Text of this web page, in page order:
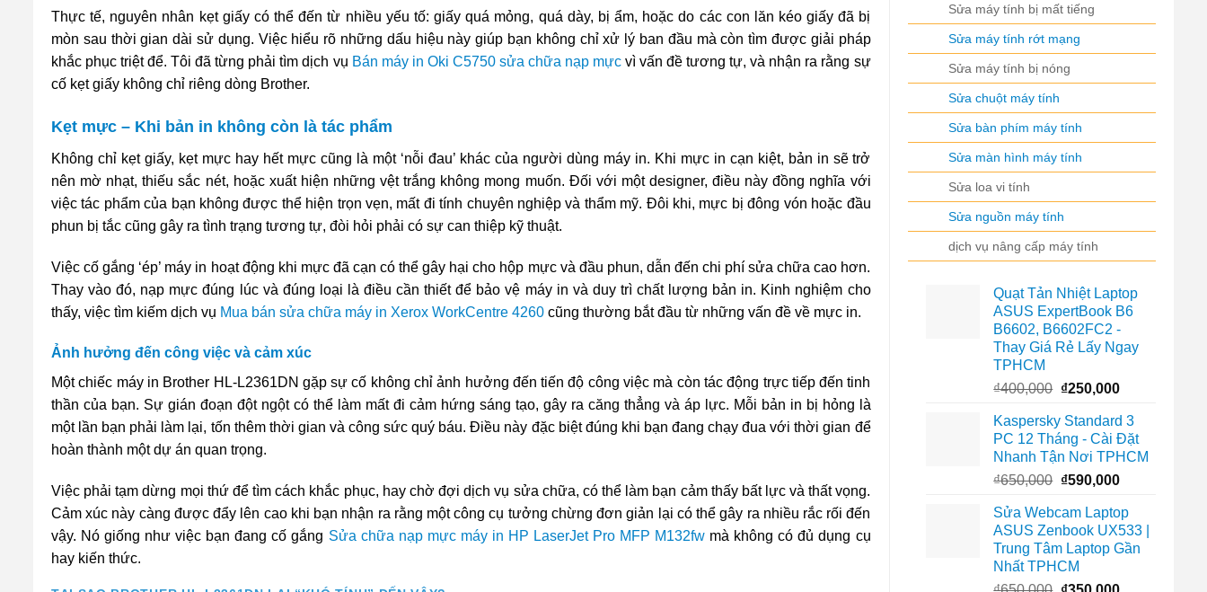
Thực tế, nguyên nhân kẹt giấy có thể đến từ nhiều yếu tố: giấy quá mỏng, quá dày, bị ẩm, hoặc do các con lăn kéo giấy đã bị
mòn sau thời gian dài sử dụng. Việc hiểu rõ những dấu hiệu này giúp bạn không chỉ xử lý ban đầu mà còn tìm được giải pháp
khắc phục triệt để. Tôi đã từng phải tìm dịch vụ Bán máy in Oki C5750 sửa chữa nạp mực vì vấn đề tương tự, và nhận ra rằng sự
cố kẹt giấy không chỉ riêng dòng Brother.
Kẹt mực – Khi bản in không còn là tác phẩm
Không chỉ kẹt giấy, kẹt mực hay hết mực cũng là một ‘nỗi đau’ khác của người dùng máy in. Khi mực in cạn kiệt, bản in sẽ trở
nên mờ nhạt, thiếu sắc nét, hoặc xuất hiện những vệt trắng không mong muốn. Đối với một designer, điều này đồng nghĩa với
việc tác phẩm của bạn không được thể hiện trọn vẹn, mất đi tính chuyên nghiệp và thẩm mỹ. Đôi khi, mực bị đông vón hoặc đầu
phun bị tắc cũng gây ra tình trạng tương tự, đòi hỏi phải có sự can thiệp kỹ thuật.
Việc cố gắng ‘ép’ máy in hoạt động khi mực đã cạn có thể gây hại cho hộp mực và đầu phun, dẫn đến chi phí sửa chữa cao hơn.
Thay vào đó, nạp mực đúng lúc và đúng loại là điều cần thiết để bảo vệ máy in và duy trì chất lượng bản in. Kinh nghiệm cho
thấy, việc tìm kiếm dịch vụ Mua bán sửa chữa máy in Xerox WorkCentre 4260 cũng thường bắt đầu từ những vấn đề về mực in.
Ảnh hưởng đến công việc và cảm xúc
Một chiếc máy in Brother HL-L2361DN gặp sự cố không chỉ ảnh hưởng đến tiến độ công việc mà còn tác động trực tiếp đến tinh
thần của bạn. Sự gián đoạn đột ngột có thể làm mất đi cảm hứng sáng tạo, gây ra căng thẳng và áp lực. Mỗi bản in bị hỏng là
một lần bạn phải làm lại, tốn thêm thời gian và công sức quý báu. Điều này đặc biệt đúng khi bạn đang chạy đua với thời gian để
hoàn thành một dự án quan trọng.
Việc phải tạm dừng mọi thứ để tìm cách khắc phục, hay chờ đợi dịch vụ sửa chữa, có thể làm bạn cảm thấy bất lực và thất vọng.
Cảm xúc này càng được đẩy lên cao khi bạn nhận ra rằng một công cụ tưởng chừng đơn giản lại có thể gây ra nhiều rắc rối đến
vậy. Nó giống như việc bạn đang cố gắng Sửa chữa nạp mực máy in HP LaserJet Pro MFP M132fw mà không có đủ dụng cụ
hay kiến thức.
Sửa máy tính bị mất tiếng
Sửa máy tính rớt mạng
Sửa máy tính bị nóng
Sửa chuột máy tính
Sửa bàn phím máy tính
Sửa màn hình máy tính
Sửa loa vi tính
Sửa nguồn máy tính
dịch vụ nâng cấp máy tính
Quạt Tản Nhiệt Laptop
ASUS ExpertBook B6
B6602, B6602FC2 -
Thay Giá Rẻ Lấy Ngay
TPHCM
₫400,000 Giá
là:
₫400,000.
₫250,000Giá
tại
là:
₫250,000.
Kaspersky Standard 3
PC 12 Tháng - Cài Đặt
Nhanh Tận Nơi TPHCM
₫650,000 Giá
là:
₫650,000.
₫590,000Giá
tại
là:
₫590,000.
Sửa Webcam Laptop
ASUS Zenbook UX533 |
Trung Tâm Laptop Gần
Nhất TPHCM
Giá Giá